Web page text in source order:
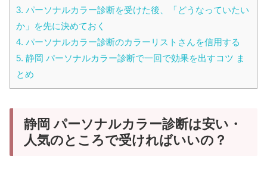
3. パーソナルカラー診断を受けた後、「どうなっていたい
か」を先に決めておく
4. パーソナルカラー診断のカラーリストさんを信用する
5. 静岡 パーソナルカラー診断で一回で効果を出すコツ ま
とめ
静岡 パーソナルカラー診断は安い・
人気のところで受ければいいの？